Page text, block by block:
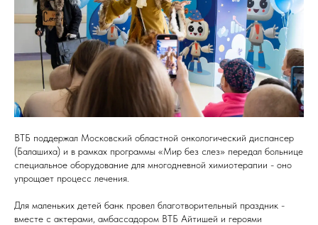
ВТБ поддержал Московский областной онкологический диспансер
(Балашиха) и в рамках программы «Мир без слез» передал больнице
специальное оборудование для многодневной химиотерапии - оно
упрощает процесс лечения.
Для маленьких детей банк провел благотворительный праздник -
вместе с актерами, амбассадором ВТБ Айтишей и героями